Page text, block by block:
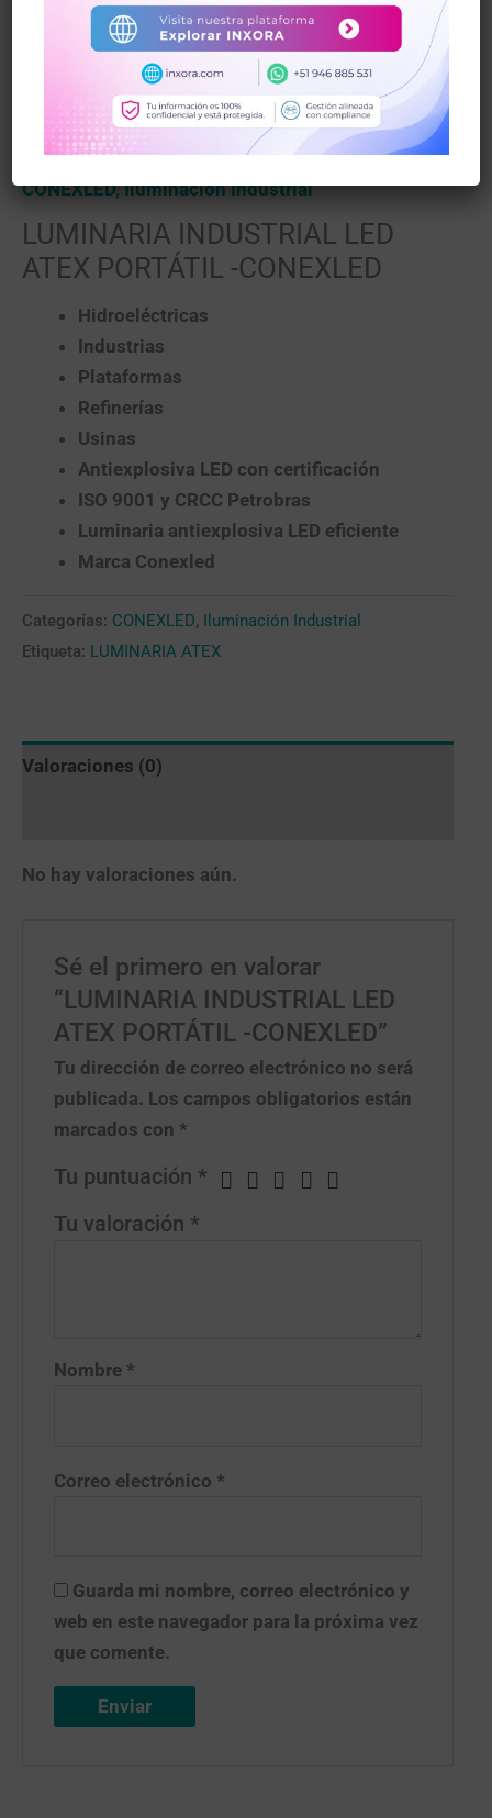
Iluminación
Industrial
CONEXLED/ LUMINARIA INDUSTRIAL LED
ATEX PORTÁTIL -CONEXLED
CONEXLED,Iluminación Industrial
LUMINARIA INDUSTRIAL LED
ATEX PORTÁTIL -CONEXLED
Hidroeléctricas
Industrias
Plataformas
Refinerías
Usinas
Antiexplosiva LED con certificación
ISO 9001 y CRCC Petrobras
Luminaria antiexplosiva LED eficiente
Marca Conexled
Categorías: CONEXLED, Iluminación Industrial
Etiqueta: LUMINARIA ATEX
Valoraciones (0)
No hay valoraciones aún.
Sé el primero en valorar
“LUMINARIA INDUSTRIAL LED
ATEX PORTÁTIL -CONEXLED”
Tu dirección de correo electrónico no será
publicada. Los campos obligatorios están
marcados con *
Tu puntuación *
Tu valoración *
Nombre *
Correo electrónico *
Guarda mi nombre, correo electrónico y
web en este navegador para la próxima vez
que comente.